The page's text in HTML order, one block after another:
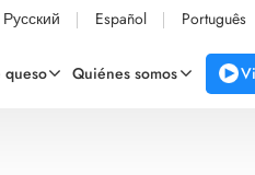
Русский Español Português
queso Quiénes somos